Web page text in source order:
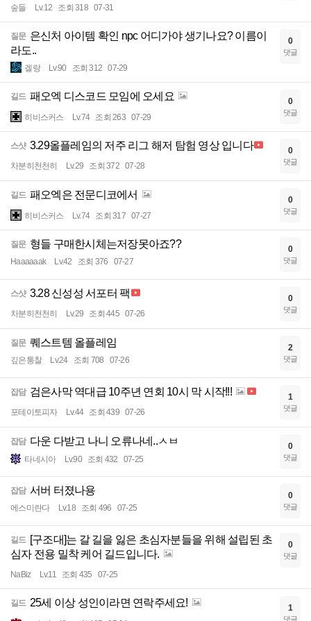
숲들 Lv.12 조회 318 07-31
질문 은신처 아이템 확인 npc 어디가야 생기나요? 이름이
라도..
겔랑 Lv.90 조회 312 07-29
0
댓글
길드 패오엑 디스코드 모임에 오세요
히비스커스 Lv.74 조회 263 07-29
0
댓글
스샷 3.29올플레임의 저주 리그 해저 탐험 영상 입니다
차분히천천히 Lv.29 조회 372 07-28
0
댓글
길드 패오엑은 전문디코에서
히비스커스 Lv.74 조회 317 07-27
0
댓글
질문 형들 구매한시체는저장못아죠??
Haaaaaak Lv.42 조회 376 07-27
0
댓글
스샷 3.28 신성성 서포터 팩
차분히천천히 Lv.29 조회 445 07-26
0
댓글
질문 퀘스트템 올플레임
깊은통찰 Lv.24 조회 708 07-26
2
댓글
잡담 검은사막 역대급 10주년 연회 10시 막 시작!!!
포테이토피자 Lv.44 조회 439 07-26
1
댓글
잡담 다운 다받고 나니 오류나네..ㅅㅂ
타네시아 Lv.90 조회 432 07-25
0
댓글
잡담 서버 터졌나용
에스미란다 Lv.18 조회 496 07-25
0
댓글
길드 [구조대]는 갈 길을 잃은 초심자분들을 위해 설립된 초
심자 전용 밀착 케어 길드입니다.
NaBiz Lv.11 조회 435 07-25
0
댓글
길드 25세 이상 성인이라면 연락주세요! 1
댓글